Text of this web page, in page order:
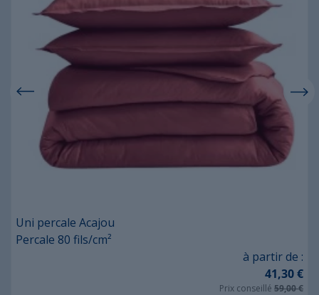
Uni percale Acajou
Percale 80 fils/cm²
à partir de :
41,30 €
Prix conseillé 59,00 €